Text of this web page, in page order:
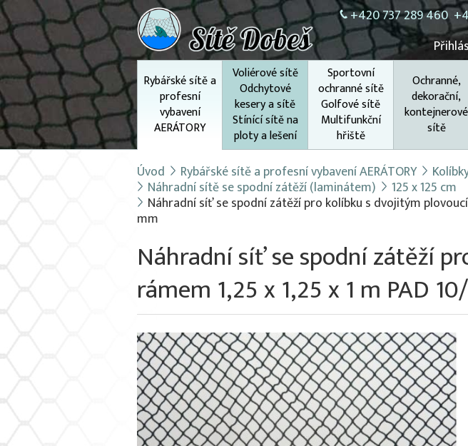
+420 737 289 460
Rybářské sítě a
profesní
vybavení
AERÁTORY
Voliérové sítě
Odchytové
kesery a sítě
Stínící sítě na
ploty a lešení
Sportovní
ochranné sítě
Golfové sítě
Multifunkční
hřiště
Ochranné,
dekorační,
kontejnerové
sítě
Úvod Rybářské sítě a profesní vybavení AERÁTORY
Náhradní sítě se spodní zátěží (laminátem) 125 x 125 cm
Náhradní síť se spodní zátěží pro kolíbku s dvojitým
mm
Náhradní síť se spodní zátěží
rámem 1,25 x 1,25 x 1 m PAD